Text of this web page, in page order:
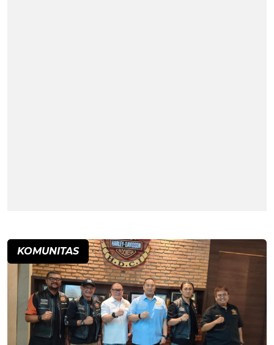
KOMUNITAS